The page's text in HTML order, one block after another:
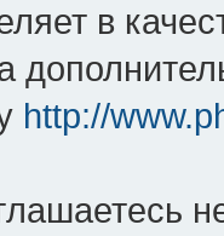
в
http://